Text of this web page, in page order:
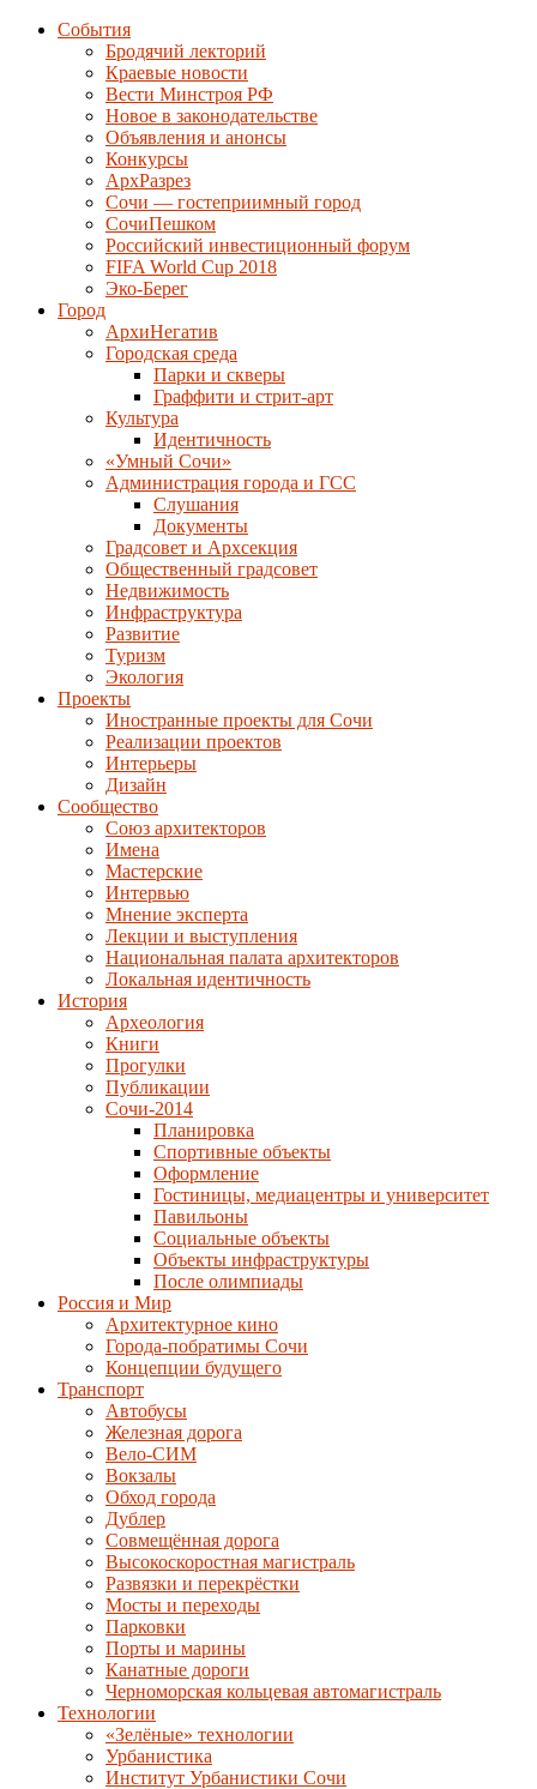
События
Бродячий лекторий
Краевые новости
Вести Минстроя РФ
Новое в законодательстве
Объявления и анонсы
Конкурсы
АрхРазрез
Сочи — гостеприимный город
СочиПешком
Российский инвестиционный форум
FIFA World Cup 2018
Эко-Берег
Город
АрхиНегатив
Городская среда
Парки и скверы
Граффити и стрит-арт
Культура
Идентичность
«Умный Сочи»
Администрация города и ГСС
Слушания
Документы
Градсовет и Архсекция
Общественный градсовет
Недвижимость
Инфраструктура
Развитие
Туризм
Экология
Проекты
Иностранные проекты для Сочи
Реализации проектов
Интерьеры
Дизайн
Сообщество
Союз архитекторов
Имена
Мастерские
Интервью
Мнение эксперта
Лекции и выступления
Национальная палата архитекторов
Локальная идентичность
История
Археология
Книги
Прогулки
Публикации
Сочи-2014
Планировка
Спортивные объекты
Оформление
Гостиницы, медиацентры и университет
Павильоны
Социальные объекты
Объекты инфраструктуры
После олимпиады
Россия и Мир
Архитектурное кино
Города-побратимы Сочи
Концепции будущего
Транспорт
Автобусы
Железная дорога
Вело-СИМ
Вокзалы
Обход города
Дублер
Совмещённая дорога
Высокоскоростная магистраль
Развязки и перекрёстки
Мосты и переходы
Парковки
Порты и марины
Канатные дороги
Черноморская кольцевая автомагистраль
Технологии
«Зелёные» технологии
Урбанистика
Институт Урбанистики Сочи